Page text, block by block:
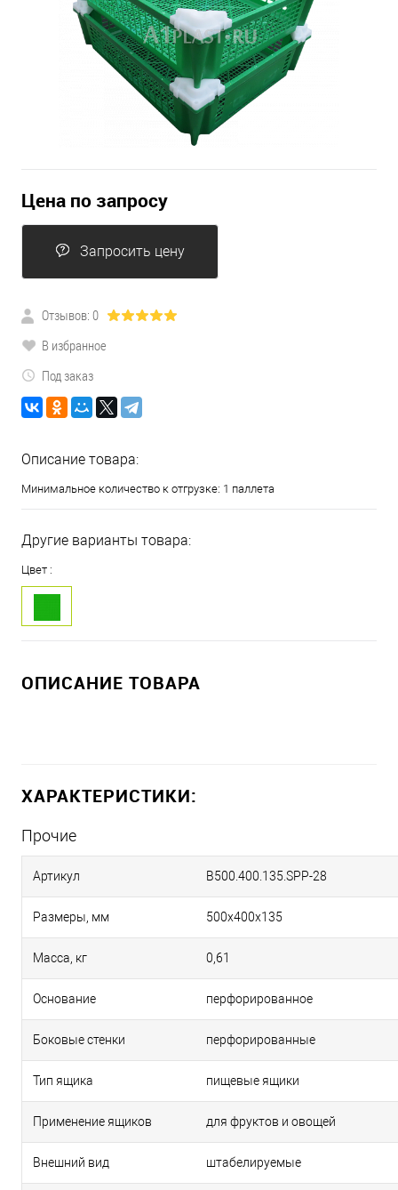
Цена по запросу
Запросить цену
Отзывов: 0
В избранное
Под заказ
Описание товара:
Минимальное количество к отгрузке: 1 паллета
Другие варианты товара:
Цвет :
ОПИСАНИЕ ТОВАРА
ХАРАКТЕРИСТИКИ:
Прочие
Артикул B500.400.135.SPP-28
Размеры, мм 500х400х135
Масса, кг 0,61
Основание перфорированное
Боковые стенки перфорированные
Тип ящика пищевые ящики
Применение ящиков для фруктов и овощей
Внешний вид штабелируемые